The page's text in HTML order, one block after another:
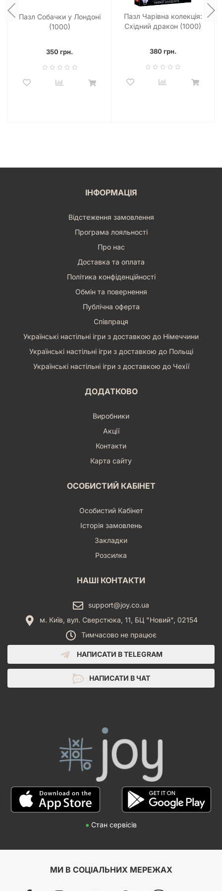
(1000)
за найпривабливішою ціною в Україні.
Насолоджуйтеся швидкою доставкою по всій країні: Київ,
Харків, Одеса, Львів, Дніпро та інші міста отримають ваше
замовлення максимально оперативно. Ми цінуємо кожного
товари ретельно перевіряються перед відправленням, щоб
ви отримали ідеальний продукт без жодних дефектів. Не
втрачайте нагоди поповнити свою колекцію якісною
головоломкою, яка подарує вам багато приємних
родини любителів настільних ігор та головоломок, які
краси. Подаруйте собі або близьким незабутні емоції та
Пазл Собачки у Лондоні
(1000)
350 грн.
Пазл Чарівна колекція:
Східний дракон (1000)
380 грн.
ІНФОРМАЦІЯ
Відстеження замовлення
Програма лояльності
Про нас
Доставка та оплата
Політика конфіденційності
Обмін та повернення
Публічна оферта
Співпраця
Українські настільні ігри з доставкою до Німеччини
Українські настільні ігри з доставкою до Польщі
Українські настільні ігри з доставкою до Чехії
ДОДАТКОВО
Виробники
Акції
Контакти
Карта сайту
ОСОБИСТИЙ КАБІНЕТ
Особистий Кабінет
Історія замовлень
Закладки
Розсилка
НАШІ КОНТАКТИ
support@joy.co.ua
м. Київ, вул. Сверстюка, 11, БЦ "Новий", 02154
Тимчасово не працює
НАПИСАТИ В TELEGRAM
НАПИСАТИ В ЧАТ
● Стан сервісів
МИ В СОЦІАЛЬНИХ МЕРЕЖАХ